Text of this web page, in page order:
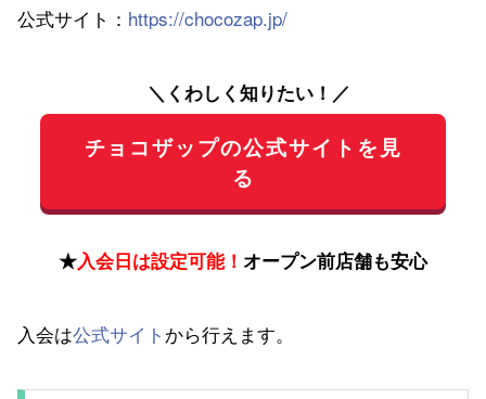
公式サイト： https://chocozap.jp/
＼くわしく知りたい！／
チョコザップの公式サイトを見
る
★入会日は設定可能！ オープン前店舗も安心
入会は公式サイト から行えます。